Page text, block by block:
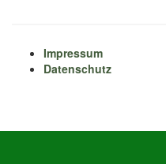
Impressum
Datenschutz